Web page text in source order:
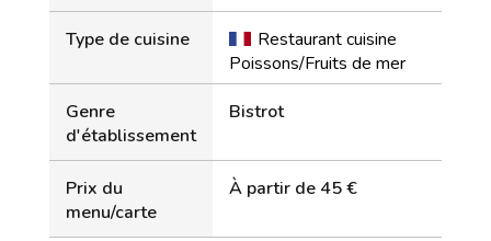
Type de cuisine
Restaurant cuisine
Poissons/Fruits de mer
Genre
d'établissement
Bistrot
Prix du
menu/carte
À partir de 45 €